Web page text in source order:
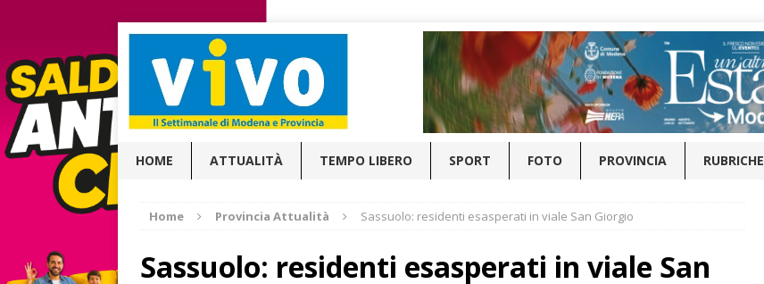
HOME ATTUALITÀ TEMPO LIBERO SPORT FOTO PROVINCIA RUBRICHE
Home Provincia Attualità Sassuolo: residenti esasperati in viale San Giorgio
Sassuolo: residenti esasperati in viale San